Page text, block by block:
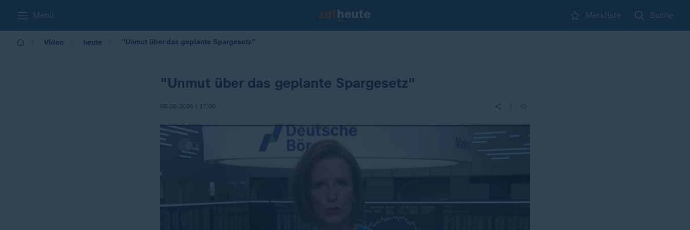
Menü Merkliste Suche
Video heute "Unmut über das geplante Spargesetz"
"Unmut über das geplante Spargesetz"
05.06.2026 | 17:00